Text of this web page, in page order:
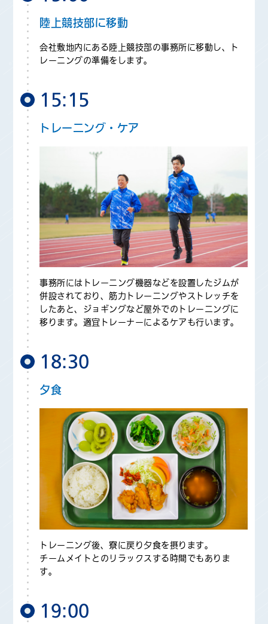
陸上競技部に移動
会社敷地内にある陸上競技部の事務所に移動し、ト
レーニングの準備をします。
15:15
トレーニング・ケア
事務所にはトレーニング機器などを設置したジムが
併設されており、筋力トレーニングやストレッチを
したあと、ジョギングなど屋外でのトレーニングに
移ります。適宜トレーナーによるケアも行います。
18:30
夕食
トレーニング後、寮に戻り夕食を摂ります。
チームメイトとのリラックスする時間でもありま
す。
19:00